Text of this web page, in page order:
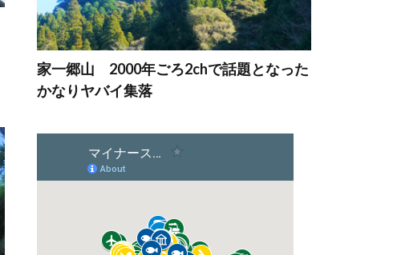
家一郷山 2000年ごろ2chで話題となった
かなりヤバイ集落